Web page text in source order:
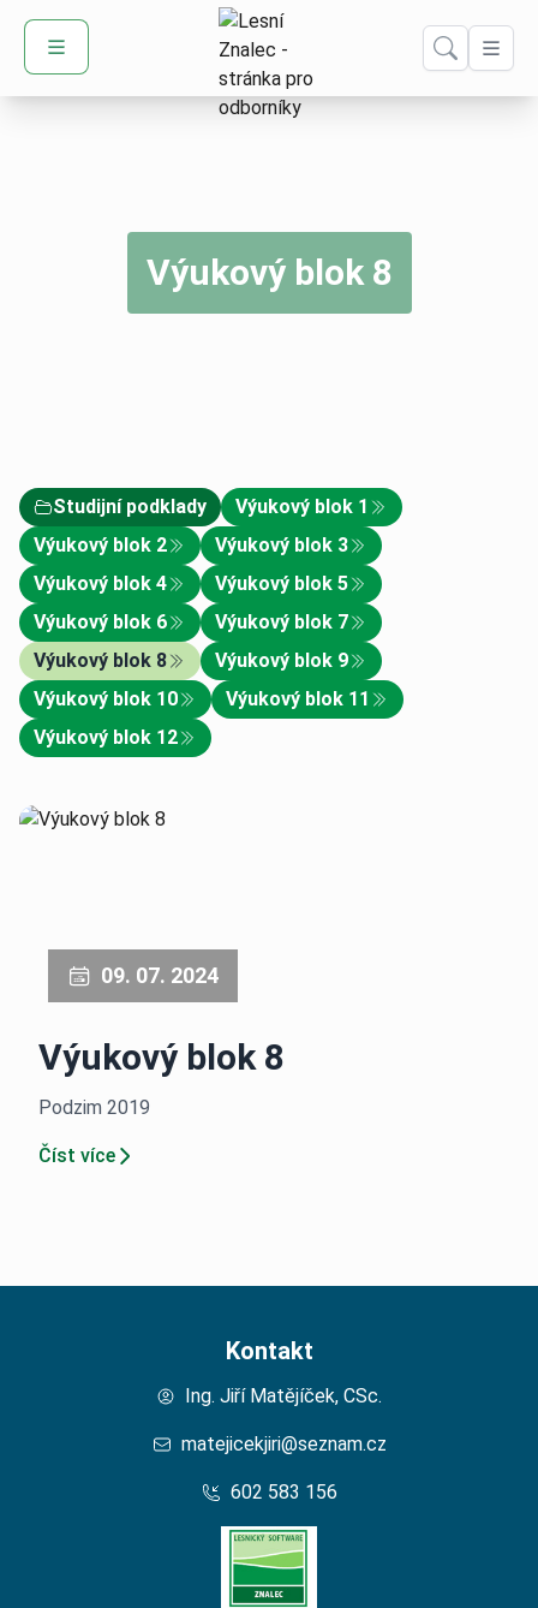
Domů – Lesní Znalec
Výukový blok 8
Studijní podklady
Výukový blok 1
Výukový blok 2
Výukový blok 3
Výukový blok 4
Výukový blok 5
Výukový blok 6
Výukový blok 7
Výukový blok 8
Výukový blok 9
Výukový blok 10
Výukový blok 11
Výukový blok 12
09. 07. 2024
Výukový blok 8
Podzim 2019
Číst více
Kontakt
Ing. Jiří Matějíček, CSc.
matejicekjiri@seznam.cz
602 583 156
Domů – Lesní Znalec